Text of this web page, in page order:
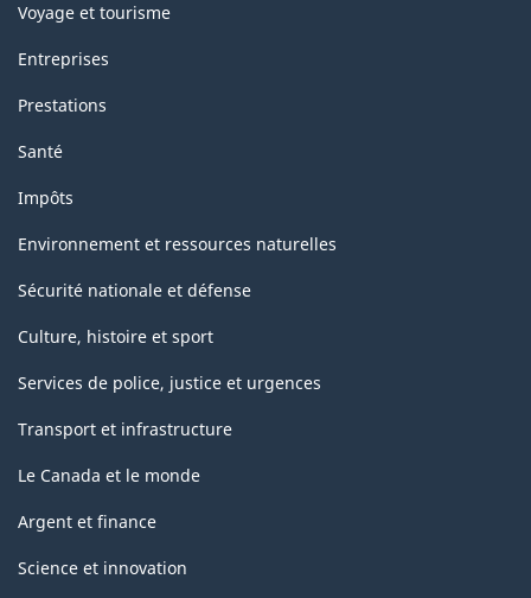
Voyage et tourisme
Entreprises
Prestations
Santé
Impôts
Environnement et ressources naturelles
Sécurité nationale et défense
Culture, histoire et sport
Services de police, justice et urgences
Transport et infrastructure
Le Canada et le monde
Argent et finance
Science et innovation